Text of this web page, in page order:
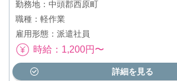
勤務地：中頭郡西原町
職種：軽作業
雇用形態：派遣社員
時給：1,200円〜
詳細を見る